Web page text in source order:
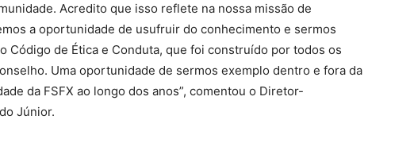
Acredito que isso reflete na nossa missão de
a oportunidade de usufruir do conhecimento e sermos
Código de Ética e Conduta, que foi construído por todos os
Uma oportunidade de sermos exemplo dentro e fora da
da FSFX ao longo dos anos”, comentou o Diretor-
Júnior.